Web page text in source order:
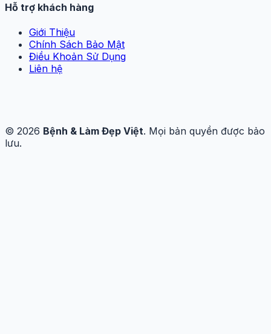
Hỗ trợ khách hàng
Giới Thiệu
Chính Sách Bảo Mật
Điều Khoản Sử Dụng
Liên hệ
© 2026 Bệnh & Làm Đẹp Việt. Mọi bản quyền được bảo
lưu.